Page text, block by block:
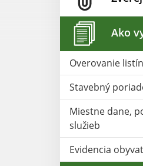
Ako
Overovanie listín
Stavebný
Miestne dane,
služieb
Evidencia